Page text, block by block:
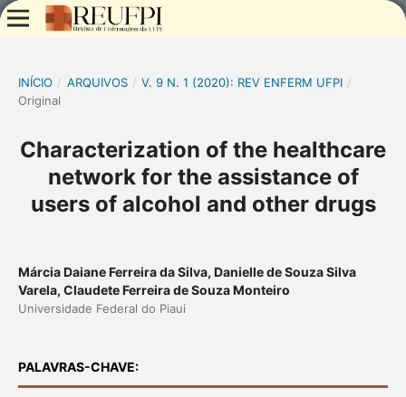
INÍCIO / ARQUIVOS / V. 9 N. 1 (2020): REV ENFERM UFPI /
Original
Characterization of the healthcare
network for the assistance of
users of alcohol and other drugs
Márcia Daiane Ferreira da Silva, Danielle de Souza Silva
Varela, Claudete Ferreira de Souza Monteiro
Universidade Federal do Piaui
PALAVRAS-CHAVE: